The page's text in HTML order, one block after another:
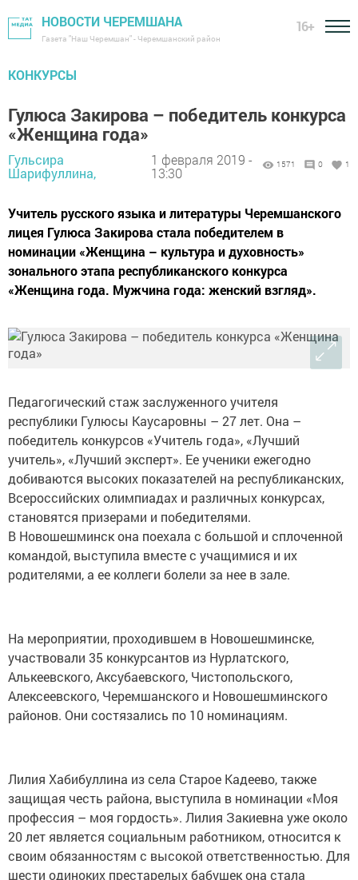
НОВОСТИ ЧЕРЕМШАНА
Газета "Наш Черемшан" - Черемшанский район
16+
КОНКУРСЫ
Гулюса Закирова – победитель конкурса
«Женщина года»
Гульсира
Шарифуллина,
1 февраля 2019 -
13:30
1571 0 1
Учитель русского языка и литературы Черемшанского
лицея Гулюса Закирова стала победителем в
номинации «Женщина – культура и духовность»
зонального этапа республиканского конкурса
«Женщина года. Мужчина года: женский взгляд».
Педагогический стаж заслуженного учителя
республики Гулюсы Каусаровны – 27 лет. Она –
победитель конкурсов «Учитель года», «Лучший
учитель», «Лучший эксперт». Ее ученики ежегодно
добиваются высоких показателей на республиканских,
Всероссийских олимпиадах и различных конкурсах,
становятся призерами и победителями.
В Новошешминск она поехала с большой и сплоченной
командой, выступила вместе с учащимися и их
родителями, а ее коллеги болели за нее в зале.
На мероприятии, проходившем в Новошешминске,
участвовали 35 конкурсантов из Нурлатского,
Алькеевского, Аксубаевского, Чистопольского,
Алексеевского, Черемшанского и Новошешминского
районов. Они состязались по 10 номинациям.
Лилия Хабибуллина из села Старое Кадеево, также
защищая честь района, выступила в номинации «Моя
профессия – моя гордость». Лилия Закиевна уже около
20 лет является социальным работником, относится к
своим обязанностям с высокой ответственностью. Для
шести одиноких престарелых бабушек она стала